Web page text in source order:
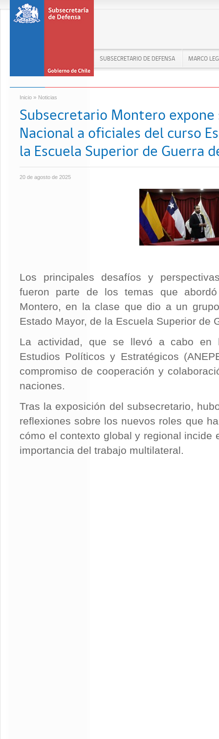
SUBSECRETARIO DE DEFENSA MARCO
Inicio » Noticias
Subsecretario Montero expone
Nacional a oficiales del curso
la Escuela Superior de Guerra
20 de agosto de 2025
Los principales desafíos y
fueron parte de los temas que
Montero, en la clase que dio a un
Estado Mayor, de la Escuela Superior de
La actividad, que se llevó a cabo en
Estudios Políticos y Estratégicos
compromiso de cooperación y
naciones.
Tras la exposición del subsecretario,
reflexiones sobre los nuevos roles que
cómo el contexto global y regional incide
importancia del trabajo multilateral.